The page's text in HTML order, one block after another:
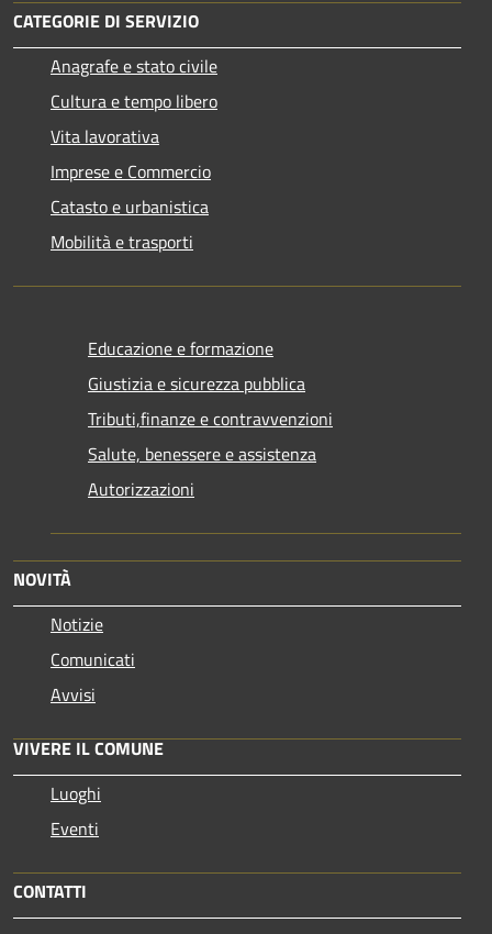
CATEGORIE DI SERVIZIO
Anagrafe e stato civile
Cultura e tempo libero
Vita lavorativa
Imprese e Commercio
Catasto e urbanistica
Mobilità e trasporti
Educazione e formazione
Giustizia e sicurezza pubblica
Tributi,finanze e contravvenzioni
Salute, benessere e assistenza
Autorizzazioni
NOVITÀ
Notizie
Comunicati
Avvisi
VIVERE IL COMUNE
Luoghi
Eventi
CONTATTI